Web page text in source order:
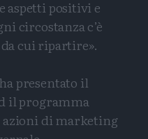
aspetti positivi e
circostanza c’è
cui ripartire».
presentato il
il programma
di marketing